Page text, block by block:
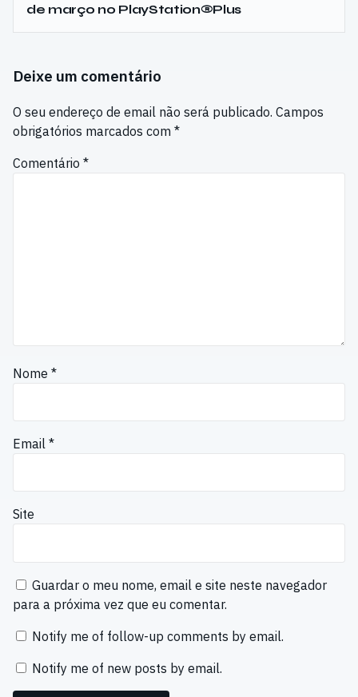
de março no PlayStation®Plus
Deixe um comentário
O seu endereço de email não será publicado. Campos
obrigatórios marcados com *
Comentário *
Nome *
Email *
Site
Guardar o meu nome, email e site neste navegador
para a próxima vez que eu comentar.
Notify me of follow-up comments by email.
Notify me of new posts by email.